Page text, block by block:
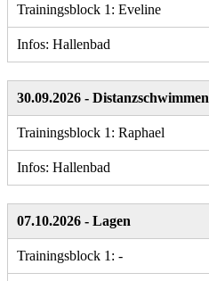
Trainingsblock 1: Eveline
Infos: Hallenbad
30.09.2026 - Distanzschwimmen
Trainingsblock 1: Raphael
Infos: Hallenbad
07.10.2026 - Lagen
Trainingsblock 1: -